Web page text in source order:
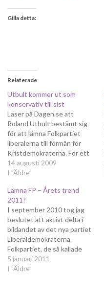
Gilla detta:
Relaterade
Utbult kommer ut som
konservativ till sist
Läser på Dagen.se att
Roland Utbult bestämt sig
för att lämna Folkpartiet
liberalerna till förmån för
Kristdemokraterna. För ett
tag sen undrade jag här på
bloggen vad Utbult gjorde i
åsikter var konservativa.
Detta var i samband med
hans uttalande som kunde
tolkas som att…
14 augusti 2009
I ”Äldre”
Lämna FP – Årets trend
2011?
I september 2010 tog jag
beslutet att aktivt delta i
bildandet av det nya partiet
Liberaldemokraterna.
Folkpartiet, de så kallade
liberalerna, hade under en
längre tid gjort mig allt mer
5 januari 2011
I ”Äldre”